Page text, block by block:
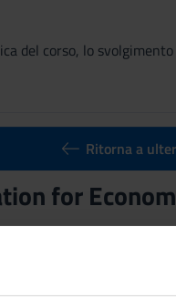
del corso, lo
Ritorna a
for
Professional